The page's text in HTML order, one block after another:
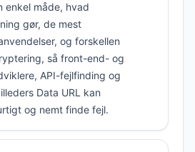
enkel måde, hvad
gør, de mest
og forskellen
så front-end- og
API-fejlfinding og
Data URL kan
og nemt finde fejl.